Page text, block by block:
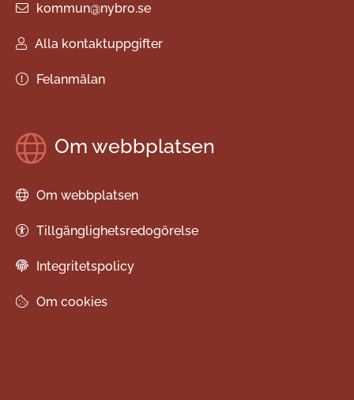
kommun@nybro.se
Alla kontaktuppgifter
Felanmälan
Om webbplatsen
Om webbplatsen
Tillgänglighetsredogörelse
Integritetspolicy
Om cookies